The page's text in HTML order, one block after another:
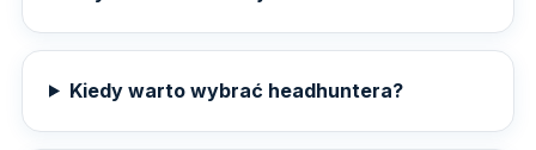
Kiedy warto wybrać headhuntera?